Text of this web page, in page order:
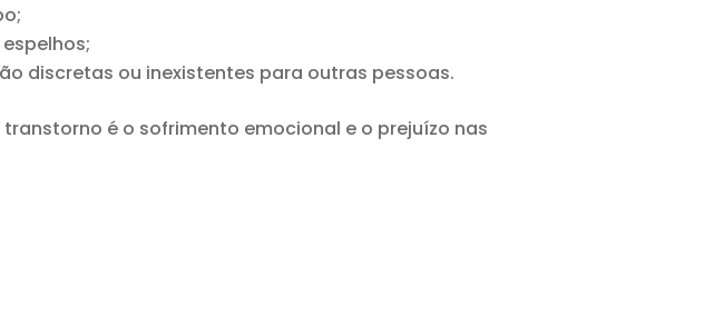
discretas ou inexistentes para outras pessoas.
é o sofrimento emocional e o prejuízo nas